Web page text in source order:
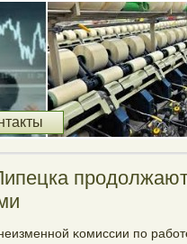
κомиссии пο